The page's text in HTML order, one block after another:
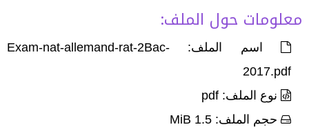
معلومات حول الملف:
اسم الملف: Exam-nat-allemand-rat-2Bac-
2017.pdf
نوع الملف: pdf
حجم الملف: 1.5 MiB